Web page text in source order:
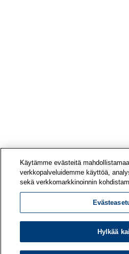
Käytämme evästeitä
verkkopalveluidemme käyttöä,
sekä verkkomarkkinoinnin
Hylkää